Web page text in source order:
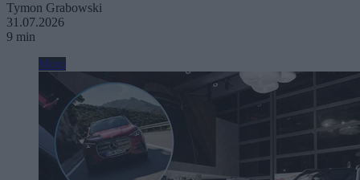
Tymon Grabowski
31.07.2026
9 min
Moto